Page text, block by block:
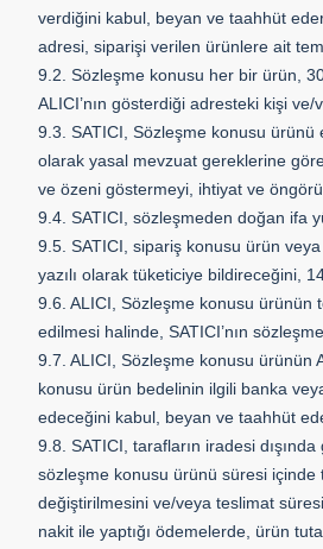
verdiğini kabul, beyan ve taahhüt
adresi, siparişi verilen ürünlere ait
9.2. Sözleşme konusu her bir ürün,
ALICI’nın gösterdiği adresteki kişi
9.3. SATICI, Sözleşme konusu ürünü
olarak yasal mevzuat gereklerine
ve özeni göstermeyi, ihtiyat ve
9.4. SATICI, sözleşmeden doğan ifa
9.5. SATICI, sipariş konusu ürün
yazılı olarak tüketiciye bildireceğini,
9.6. ALICI, Sözleşme konusu ürünün
edilmesi halinde, SATICI’nın
9.7. ALICI, Sözleşme konusu ürünün
konusu ürün bedelinin ilgili banka
edeceğini kabul, beyan ve taahhüt
9.8. SATICI, tarafların iradesi
sözleşme konusu ürünü süresi
değiştirilmesini ve/veya teslimat
nakit ile yaptığı ödemelerde, ürün